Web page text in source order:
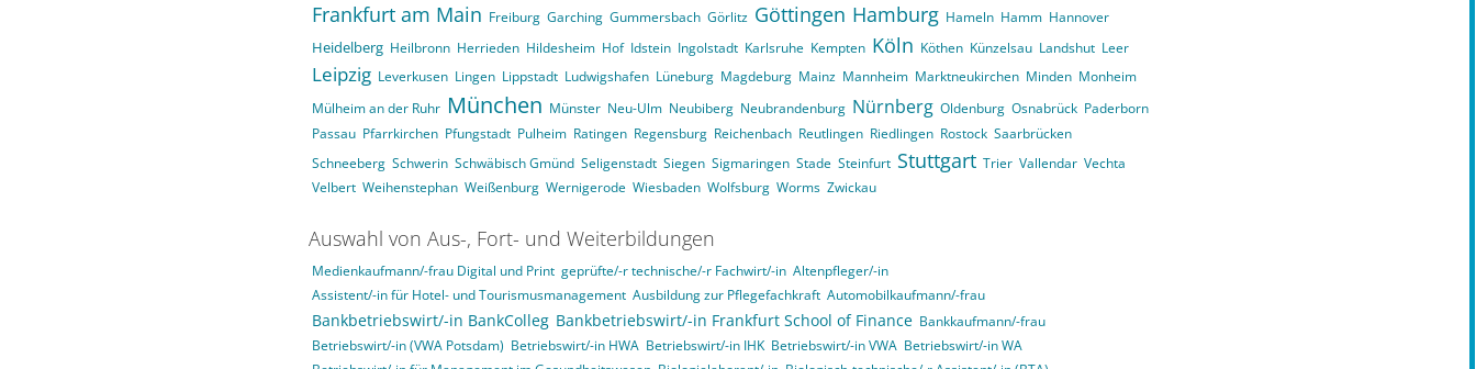
Frankfurt am Main Freiburg Garching Gummersbach Görlitz Göttingen Hamburg Hameln Hamm Hannover
Heidelberg Heilbronn Herrieden Hildesheim Hof Idstein Ingolstadt Karlsruhe Kempten Köln Köthen Künzelsau Landshut Leer
Leipzig Leverkusen Lingen Lippstadt Ludwigshafen Lüneburg Magdeburg Mainz Mannheim Marktneukirchen Minden Monheim
Mülheim an der Ruhr München Münster Neu-Ulm Neubiberg Neubrandenburg Nürnberg Oldenburg Osnabrück Paderborn
Passau Pfarrkirchen Pfungstadt Pulheim Ratingen Regensburg Reichenbach Reutlingen Riedlingen Rostock Saarbrücken
Schneeberg Schwerin Schwäbisch Gmünd Seligenstadt Siegen Sigmaringen Stade Steinfurt Stuttgart Trier Vallendar Vechta
Velbert Weihenstephan Weißenburg Wernigerode Wiesbaden Wolfsburg Worms Zwickau
Auswahl von Aus-, Fort- und Weiterbildungen
Medienkaufmann/-frau Digital und Print geprüfte/-r technische/-r Fachwirt/-in Altenpfleger/-in
Assistent/-in für Hotel- und Tourismusmanagement Ausbildung zur Pflegefachkraft Automobilkaufmann/-frau
Bankbetriebswirt/-in BankColleg Bankbetriebswirt/-in Frankfurt School of Finance Bankkaufmann/-frau
Betriebswirt/-in (VWA Potsdam) Betriebswirt/-in HWA Betriebswirt/-in IHK Betriebswirt/-in VWA Betriebswirt/-in WA